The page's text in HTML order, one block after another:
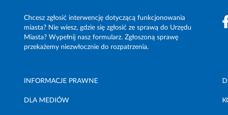
Chcesz zgłosić interwencję dotyczącą funkcjonowania
miasta? Nie wiesz, gdzie się zgłosić ze sprawą do Urzędu
Miasta? Wypełnij nasz formularz. Zgłoszoną sprawę
przekażemy niezwłocznie do rozpatrzenia.
INFORMACJE PRAWNE
DLA MEDIÓW